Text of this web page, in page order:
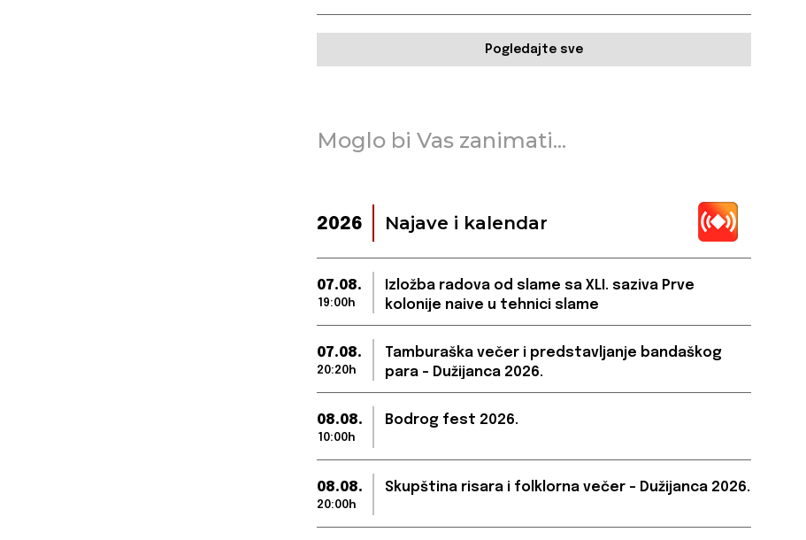
Pogledajte sve
Moglo bi Vas zanimati...
2026 Najave i kalendar
07.08.
19:00h
Izložba radova od slame sa XLI. saziva Prve
kolonije naive u tehnici slame
07.08.
20:20h
Tamburaška večer i predstavljanje bandaškog
para – Dužijanca 2026.
08.08.
10:00h
Bodrog fest 2026.
08.08.
20:00h
Skupština risara i folklorna večer – Dužijanca 2026.